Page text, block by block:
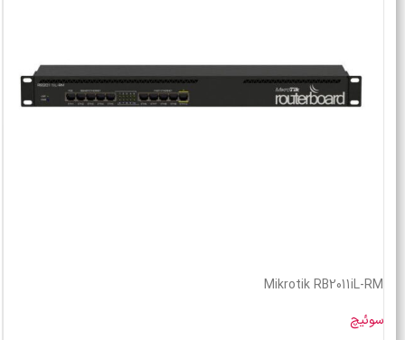
Mikrotik RB2011iL-RM
سوئیچ